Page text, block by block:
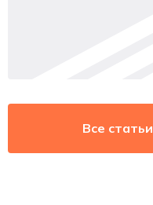
Все статьи